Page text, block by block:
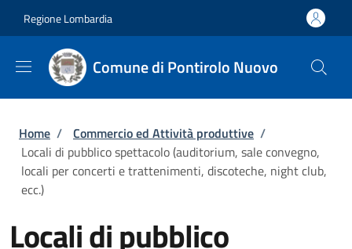
Regione Lombardia
Comune di Pontirolo Nuovo
Briciole di pane
Home / Commercio ed Attività produttive /
Locali di pubblico spettacolo (auditorium, sale convegno,
locali per concerti e trattenimenti, discoteche, night club,
ecc.)
Locali di pubblico